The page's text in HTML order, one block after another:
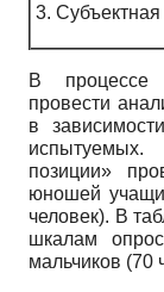
3.
В процессе
провести
в
позиции»
юношей
человек). В
шкалам
мальчиков (70